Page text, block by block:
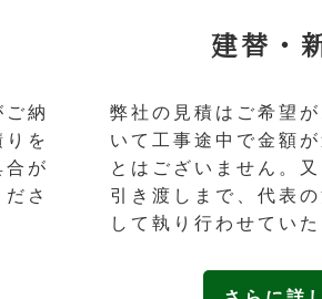
納
を
合が
さ
建替・
弊社の見積はご希望
いて工事途中で金額
とはございません。
引き渡しまで、代表
して執り行わせていた